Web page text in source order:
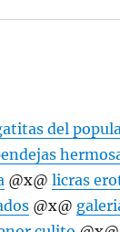
del
@x@licras
@x@